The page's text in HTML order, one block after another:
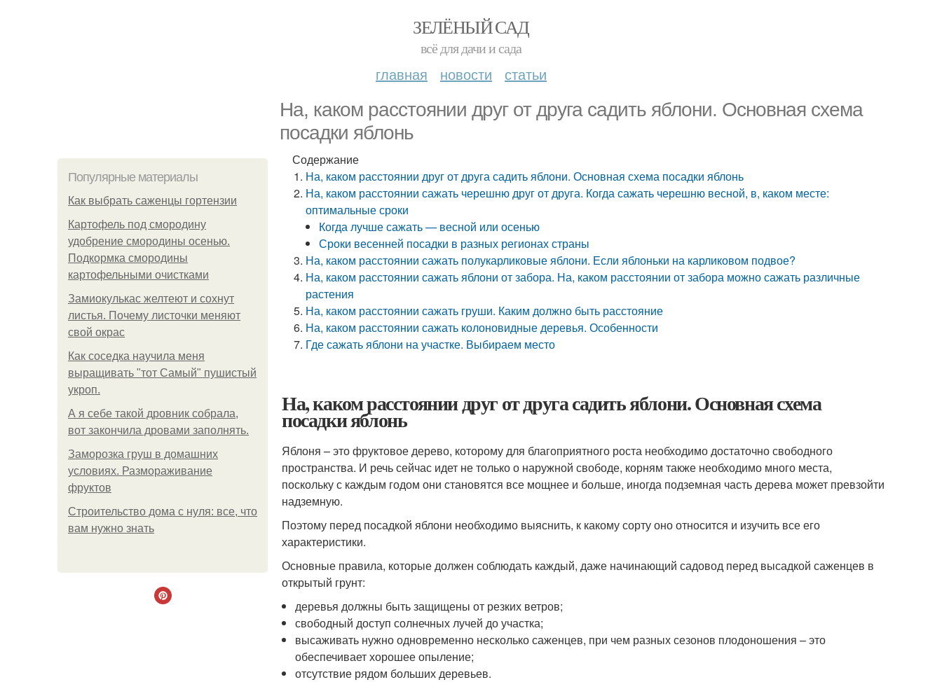
ЗЕЛЁНЫЙ САД
всё для дачи и сада
главная новости статьи
На, каком расстоянии друг от друга садить яблони. Основная схема
посадки яблонь
Популярные материалы
Как выбрать саженцы гортензии
Картофель под смородину
удобрение смородины осенью.
Подкормка смородины
картофельными очистками
Замиокулькас желтеют и сохнут
листья. Почему листочки меняют
свой окрас
Как соседка научила меня
выращивать "тот Самый" пушистый
укроп.
А я себе такой дровник собрала,
вот закончила дровами заполнять.
Заморозка груш в домашних
условиях. Размораживание
фруктов
Строительство дома с нуля: все, что
вам нужно знать
Содержание
На, каком расстоянии друг от друга садить яблони. Основная схема посадки яблонь
На, каком расстоянии сажать черешню друг от друга. Когда сажать черешню весной, в, каком месте:
оптимальные сроки
Когда лучше сажать — весной или осенью
Сроки весенней посадки в разных регионах страны
На, каком расстоянии сажать полукарликовые яблони. Если яблоньки на карликовом подвое?
На, каком расстоянии сажать яблони от забора. На, каком расстоянии от забора можно сажать различные
растения
На, каком расстоянии сажать груши. Каким должно быть расстояние
На, каком расстоянии сажать колоновидные деревья. Особенности
Где сажать яблони на участке. Выбираем место
На, каком расстоянии друг от друга садить яблони. Основная схема
посадки яблонь
Яблоня – это фруктовое дерево, которому для благоприятного роста необходимо достаточно свободного
пространства. И речь сейчас идет не только о наружной свободе, корням также необходимо много места,
поскольку с каждым годом они становятся все мощнее и больше, иногда подземная часть дерева может превзойти
надземную.
Поэтому перед посадкой яблони необходимо выяснить, к какому сорту оно относится и изучить все его
характеристики.
Основные правила, которые должен соблюдать каждый, даже начинающий садовод перед высадкой саженцев в
открытый грунт:
деревья должны быть защищены от резких ветров;
свободный доступ солнечных лучей до участка;
высаживать нужно одновременно несколько саженцев, при чем разных сезонов плодоношения – это
обеспечивает хорошее опыление;
отсутствие рядом больших деревьев.